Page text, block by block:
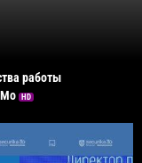
работы
HD